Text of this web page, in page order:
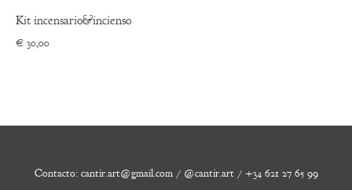
Kit incensario&incienso
€ 30,00
Contacto: cantir.art@gmail.com / @cantir.art / +34 621 27 65 99